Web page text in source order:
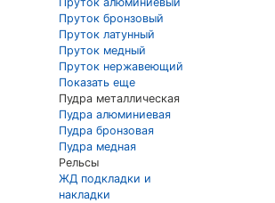
Пруток бронзовый
Пруток латунный
Пруток медный
Пруток нержавеющий
Показать еще
Пудра металлическая
Пудра алюминиевая
Пудра бронзовая
Пудра медная
Рельсы
ЖД подкладки и
накладки